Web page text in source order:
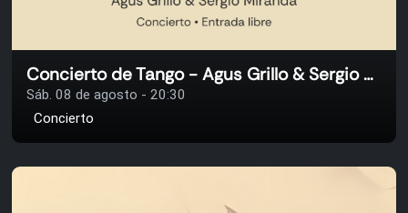
Concierto de Tango - Agus Grillo & Sergio Miranda
Sáb. 08 de agosto - 20:30
Concierto